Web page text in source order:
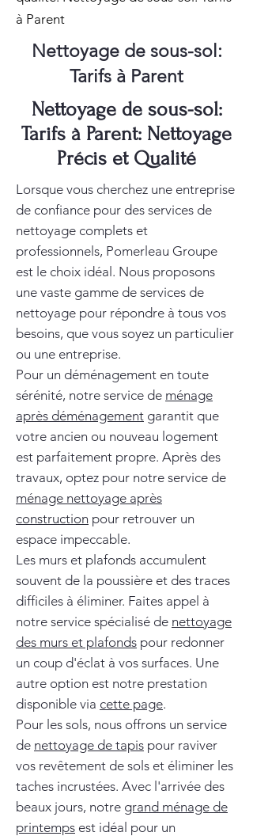
à Parent
Nettoyage de sous-sol:
Tarifs à Parent
Nettoyage de sous-sol:
Tarifs à Parent: Nettoyage
Précis et Qualité
Lorsque vous cherchez une entreprise
de confiance pour des services de
nettoyage complets et
professionnels, Pomerleau Groupe
est le choix idéal. Nous proposons
une vaste gamme de services de
nettoyage pour répondre à tous vos
besoins, que vous soyez un particulier
ou une entreprise.
Pour un déménagement en toute
sérénité, notre service de ménage
après déménagement garantit que
votre ancien ou nouveau logement
est parfaitement propre. Après des
travaux, optez pour notre service de
ménage nettoyage après
construction pour retrouver un
espace impeccable.
Les murs et plafonds accumulent
souvent de la poussière et des traces
difficiles à éliminer. Faites appel à
notre service spécialisé de nettoyage
des murs et plafonds pour redonner
un coup d'éclat à vos surfaces. Une
autre option est notre prestation
disponible via cette page.
Pour les sols, nous offrons un service
de nettoyage de tapis pour raviver
vos revêtement de sols et éliminer les
taches incrustées. Avec l'arrivée des
beaux jours, notre grand ménage de
printemps est idéal pour un